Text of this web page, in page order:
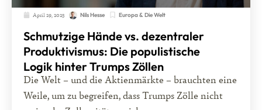
April 29, 2025 Nils Hesse Europa & Die Welt
Schmutzige Hände vs. dezentraler
Produktivismus: Die populistische
Logik hinter Trumps Zöllen
Die Welt – und die Aktienmärkte – brauchten eine
Weile, um zu begreifen, dass Trumps Zölle nicht